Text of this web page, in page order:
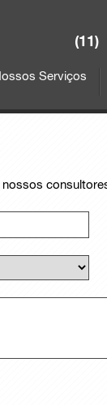
(11)
Serviços